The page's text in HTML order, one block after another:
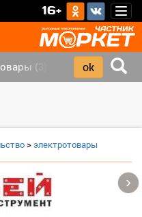
16+
(3)
>электротовары
›